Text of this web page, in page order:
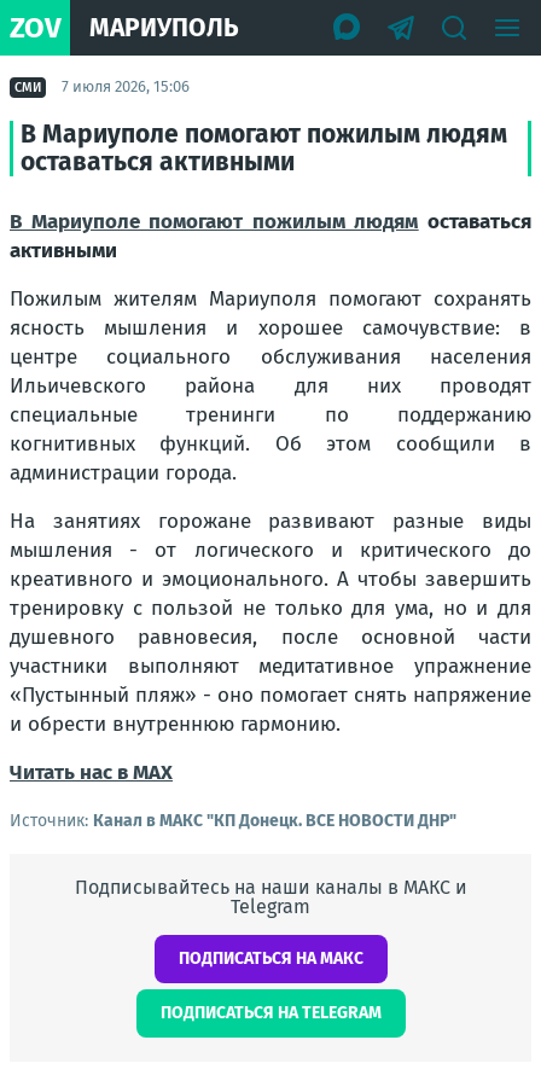
ZOV МАРИУПОЛЬ
СМИ 7 июля 2026, 15:06
В Мариуполе помогают пожилым людям
оставаться активными
В Мариуполе помогают пожилым людям оставаться
активными
Пожилым жителям Мариуполя помогают сохранять
ясность мышления и хорошее самочувствие: в
центре социального обслуживания населения
Ильичевского района для них проводят
специальные тренинги по поддержанию
когнитивных функций. Об этом сообщили в
администрации города.
На занятиях горожане развивают разные виды
мышления - от логического и критического до
креативного и эмоционального. А чтобы завершить
тренировку с пользой не только для ума, но и для
душевного равновесия, после основной части
участники выполняют медитативное упражнение
«Пустынный пляж» - оно помогает снять напряжение
и обрести внутреннюю гармонию.
Читать нас в МАХ
Источник: Канал в МАКС "КП Донeцк. ВСЕ НОВОСТИ ДНР"
Подписывайтесь на наши каналы в МАКС и
Telegram
ПОДПИСАТЬСЯ НА МАКС
ПОДПИСАТЬСЯ НА TELEGRAM